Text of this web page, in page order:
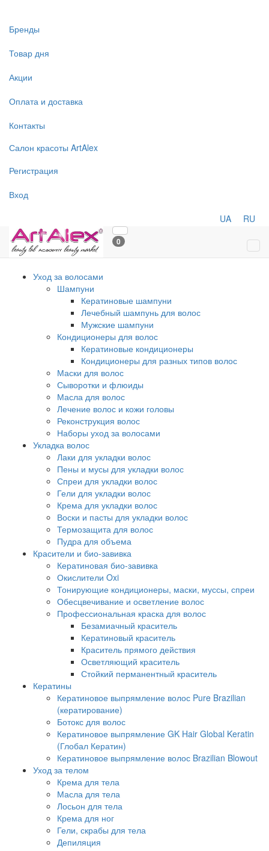
Бренды
Товар дня
Акции
Оплата и доставка
Контакты
Салон красоты ArtAlex
Регистрация
Вход
UA RU
0
Уход за волосами
Шампуни
Кератиновые шампуни
Лечебный шампунь для волос
Мужские шампуни
Кондиционеры для волос
Кератиновые кондиционеры
Кондиционеры для разных типов волос
Маски для волос
Сыворотки и флюиды
Масла для волос
Лечение волос и кожи головы
Реконструкция волос
Наборы уход за волосами
Укладка волос
Лаки для укладки волос
Пены и мусы для укладки волос
Спреи для укладки волос
Гели для укладки волос
Крема для укладки волос
Воски и пасты для укладки волос
Термозащита для волос
Пудра для объема
Красители и био-завивка
Кератиновая био-завивка
Окислители Oxi
Тонирующие кондиционеры, маски, муссы, спреи
Обесцвечивание и осветление волос
Профессиональная краска для волос
Безамиачный краситель
Кератиновый краситель
Краситель прямого действия
Осветляющий краситель
Стойкий перманентный краситель
Кератины
Кератиновое выпрямление волос Pure Brazilian
(кератирование)
Ботокс для волос
Кератиновое выпрямление GK Hair Global Keratin
(Глобал Кератин)
Кератиновое выпрямление волос Brazilian Blowout
Уход за телом
Крема для тела
Масла для тела
Лосьон для тела
Крема для ног
Гели, скрабы для тела
Депиляция